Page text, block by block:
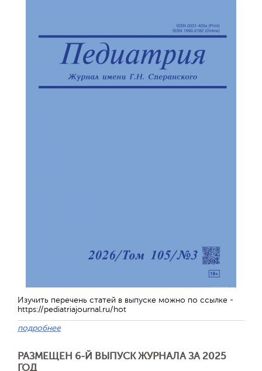
Изучить перечень статей в выпуске можно по ссылке -
https://pediatriajournal.ru/hot
подробнее
РАЗМЕЩЕН 6-Й ВЫПУСК ЖУРНАЛА ЗА 2025
ГОД